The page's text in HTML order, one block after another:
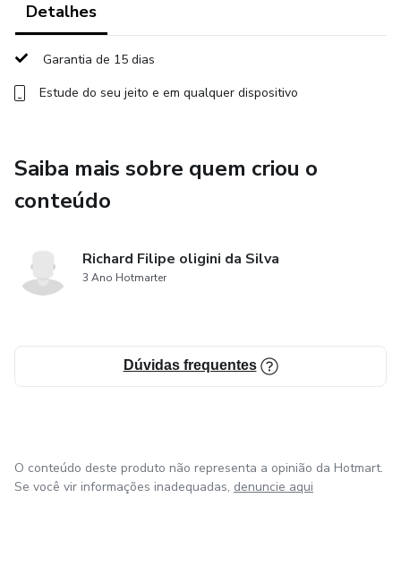
Detalhes
Garantia de 15 dias
Estude do seu jeito e em qualquer dispositivo
Saiba mais sobre quem criou o
conteúdo
Richard Filipe oligini da Silva
3 Ano Hotmarter
Dúvidas frequentes
O conteúdo deste produto não representa a opinião da Hotmart.
Se você vir informações inadequadas, denuncie aqui